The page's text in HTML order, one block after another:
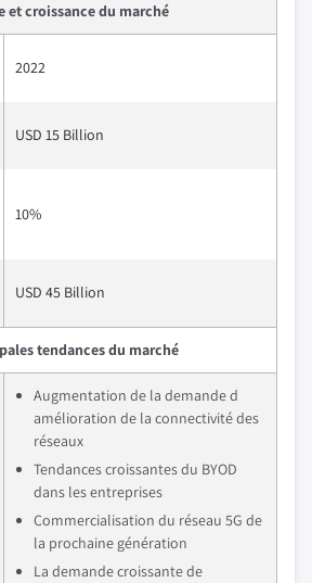
et croissance du marché
2022
USD 15 Billion
10%
USD 45 Billion
tendances du marché
Augmentation de la demande d
amélioration de la connectivité des
réseaux
Tendances croissantes du BYOD
dans les entreprises
Commercialisation du réseau 5G de
la prochaine génération
La demande croissante de